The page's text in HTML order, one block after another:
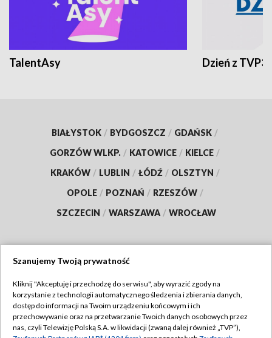
TalentAsy Dzień z TVP3
BIAŁYSTOK / BYDGOSZCZ / GDAŃSK /
GORZÓW WLKP. / KATOWICE / KIELCE /
KRAKÓW / LUBLIN / ŁÓDŹ / OLSZTYN /
OPOLE / POZNAŃ / RZESZÓW /
SZCZECIN / WARSZAWA / WROCŁAW
TVP
Abonament TVP
Regulamin TVP
Szanujemy Twoją prywatność
Kliknij "Akceptuję i przechodzę do serwisu", aby wyrazić zgody na
korzystanie z technologii automatycznego śledzenia i zbierania danych,
dostęp do informacji na Twoim urządzeniu końcowym i ich
przechowywanie oraz na przetwarzanie Twoich danych osobowych przez
nas, czyli Telewizję Polską S.A. w likwidacji (zwaną dalej również „TVP”),